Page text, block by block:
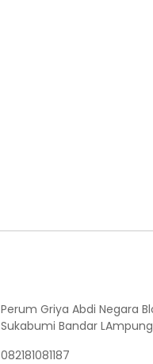
Perum Griya Abdi Negara
Sukabumi Bandar LAmpung
082181081187